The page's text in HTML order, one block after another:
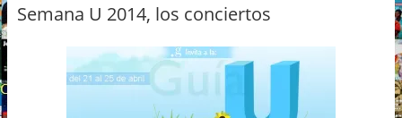
Semana U 2014, los conciertos